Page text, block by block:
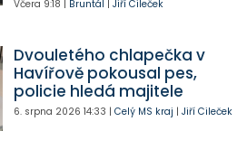
Včera 9:18 | Bruntál | Jiří Cileček
Dvouletého chlapečka v
Havířově pokousal pes,
policie hledá majitele
6. srpna 2026 14:33 | Celý MS kraj | Jiří Cileček